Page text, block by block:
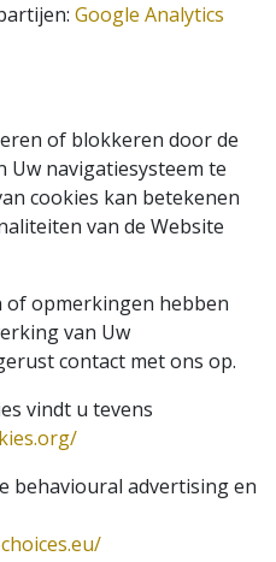
Google Analytics
of blokkeren door de
navigatiesysteem te
cookies kan betekenen
van de Website
opmerkingen hebben
van Uw
contact met ons op.
vindt u tevens
behavioural advertising en